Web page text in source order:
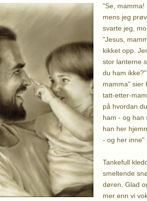
"Se, mamma!
mens jeg
svarte jeg,
"Jesus,
kikket opp.
stor lanterne
du ham
mamma" sier
tatt-etter-
på hvordan
ham - og han
han her
- og her inne"
Tankefull
smeltende
døren. Glad
mer enn vi